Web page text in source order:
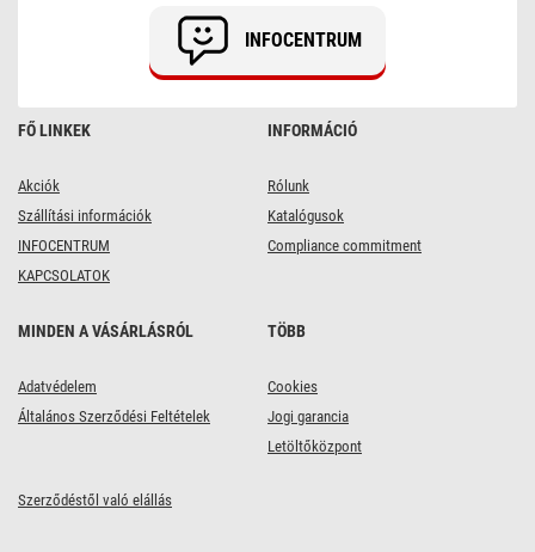
FŐ LINKEK
Akciók
Szállítási információk
INFOCENTRUM
KAPCSOLATOK
INFORMÁCIÓ
Rólunk
Katalógusok
Compliance commitment
MINDEN A VÁSÁRLÁSRÓL
Adatvédelem
Általános Szerződési Feltételek
TÖBB
Cookies
Jogi garancia
Letöltőközpont
Szerződéstől való elállás
INFOCENTRUM